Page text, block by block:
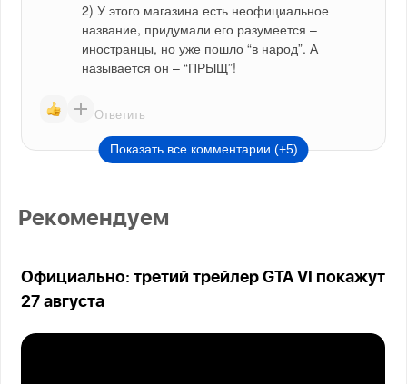
2) У этого магазина есть неофициальное
название, придумали его разумеется –
иностранцы, но уже пошло “в народ”. А
называется он – “ПРЫЩ”!
Ответить
Показать все комментарии (+5)
Рекомендуем
Официально: третий трейлер GTA VI покажут
27 августа